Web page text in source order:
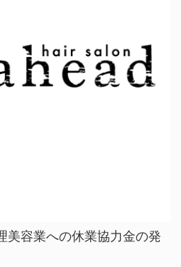
美容業への休業協力金の発